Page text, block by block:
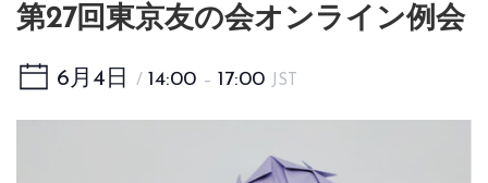
第27回東京友の会オンライン例会
6月4日 / 14:00 – 17:00 JST